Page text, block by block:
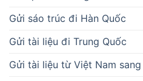
Gửi sáo trúc đi Hàn Quốc
Gửi tài liệu đi Trung Quốc
Gửi tài liệu từ Việt Nam